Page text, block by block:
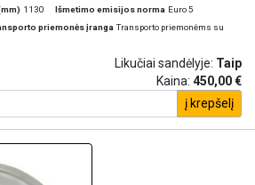
1130 Išmetimo emisijos norma Euro 5
priemonės įranga Transporto priemonėms su
Likučiai sandėlyje: Taip
Kaina: 450,00 €
į krepšelį